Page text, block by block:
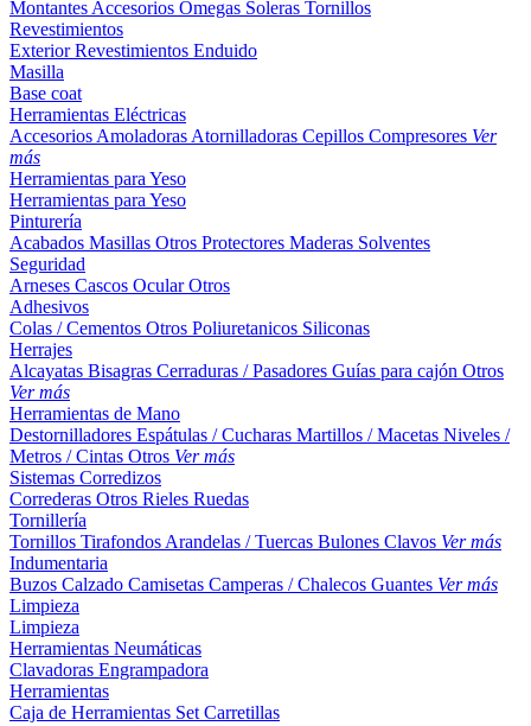
Montantes Accesorios Omegas Soleras Tornillos
Revestimientos
ExteriorRevestimientos Enduido
Masilla
Base coat
Herramientas Eléctricas
Accesorios Amoladoras Atornilladoras Cepillos Compresores Ver
más
Herramientas para Yeso
Herramientas para Yeso
Pinturería
Acabados Masillas Otros Protectores Maderas Solventes
Seguridad
Arneses Cascos OcularOtros
Adhesivos
Colas / Cementos Otros Poliuretanicos Siliconas
Herrajes
Alcayatas Bisagras Cerraduras / Pasadores Guías para cajón Otros
Ver más
Herramientas de Mano
Destornilladores Espátulas / Cucharas Martillos / Macetas Niveles /
Metros / Cintas Otros Ver más
Sistemas Corredizos
Correderas Otros Rieles Ruedas
Tornillería
Tornillos Tirafondos Arandelas / Tuercas Bulones Clavos Ver más
Indumentaria
Buzos Calzado Camisetas Camperas / Chalecos Guantes Ver más
Limpieza
Limpieza
Herramientas Neumáticas
Clavadoras Engrampadora
Herramientas
Caja de Herramientas Set Carretillas